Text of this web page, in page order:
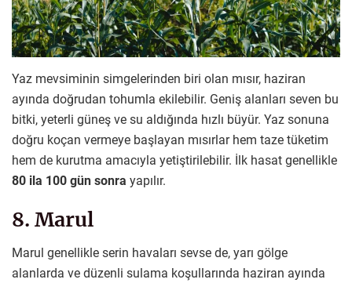
Yaz mevsiminin simgelerinden biri olan mısır, haziran
ayında doğrudan tohumla ekilebilir. Geniş alanları seven bu
bitki, yeterli güneş ve su aldığında hızlı büyür. Yaz sonuna
doğru koçan vermeye başlayan mısırlar hem taze tüketim
hem de kurutma amacıyla yetiştirilebilir. İlk hasat genellikle
80 ila 100 gün sonra yapılır.
8. Marul
Marul genellikle serin havaları sevse de, yarı gölge
alanlarda ve düzenli sulama koşullarında haziran ayında